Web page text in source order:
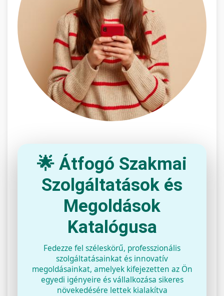
🌟 Átfogó Szakmai
Szolgáltatások és
Megoldások
Katalógusa
Fedezze fel széleskörű, professzionális
szolgáltatásainkat és innovatív
megoldásainkat, amelyek kifejezetten az Ön
egyedi igényeire és vállalkozása sikeres
növekedésére lettek kialakítva